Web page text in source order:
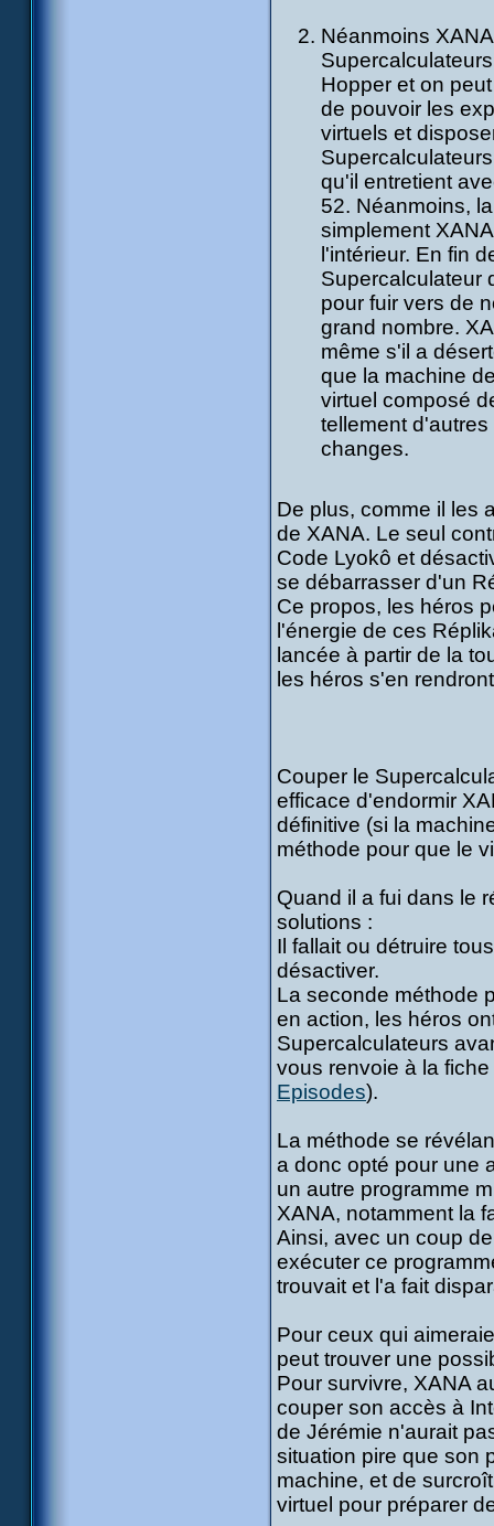
Néanmoins
Hopper et on
de pouvoir les
virtuels et
qu'il entretient
52. Néanmoins,
simplement
l'intérieur. En fin
Supercalculateur
pour fuir vers de
grand nombre.
même s'il a
que la machine
virtuel composé
tellement
changes.
De plus, comme il les
de XANA. Le seul
Code Lyokô et
se débarrasser d'un
Ce propos, les héros
l'énergie de ces
lancée à partir de la
les héros s'en
Couper le
efficace d'endormir
définitive (si la
méthode pour que le
Quand il a fui dans le
solutions :
Il fallait ou détruire
désactiver.
La seconde méthode
en action, les héros
Supercalculateurs
vous renvoie à la
Episodes).
La méthode se
a donc opté pour une
un autre programme
XANA, notamment la
Ainsi, avec un coup
exécuter ce
trouvait et l'a fait
Pour ceux qui
peut trouver une
Pour survivre, XANA
couper son accès à
de Jérémie n'aurait
situation pire que son
machine, et de
virtuel pour préparer